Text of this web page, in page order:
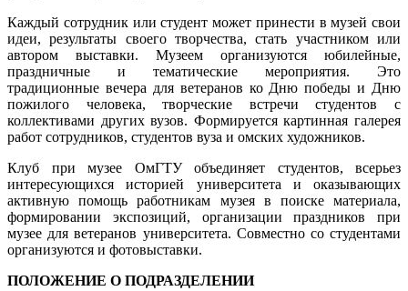
Каждый сотрудник или студент может принести в музей свои
идеи, результаты своего творчества, стать участником или
автором выставки. Музеем организуются юбилейные,
праздничные и тематические мероприятия. Это
традиционные вечера для ветеранов ко Дню победы и Дню
пожилого человека, творческие встречи студентов с
коллективами других вузов. Формируется картинная галерея
работ сотрудников, студентов вуза и омских художников.
Клуб при музее ОмГТУ объединяет студентов, всерьез
интересующихся историей университета и оказывающих
активную помощь работникам музея в поиске материала,
формировании экспозиций, организации праздников при
музее для ветеранов университета. Совместно со студентами
организуются и фотовыставки.
ПОЛОЖЕНИЕ О ПОДРАЗДЕЛЕНИИ